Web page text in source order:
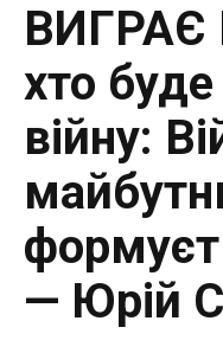
ВИГРАЄ
хто
війну:
— Юрій